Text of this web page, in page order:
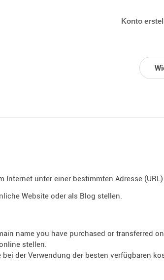
Konto
Internet unter einer bestimmten Adresse
Website oder als Blog stellen.
name you have purchased or transferred
stellen.
der Verwendung der besten verfügbaren